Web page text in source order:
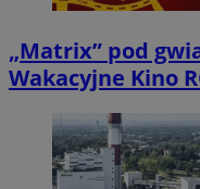
„Matrix” pod
Wakacyjne Kino